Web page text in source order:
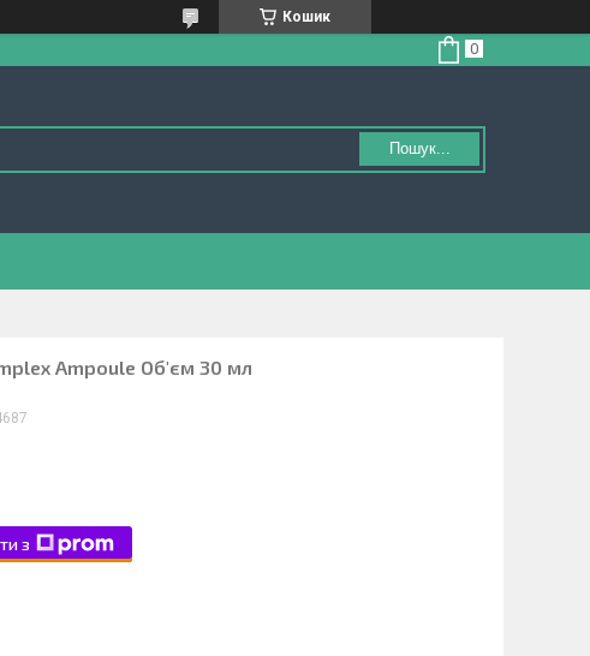
Кошик
Пошук...
Ampoule Об'єм 30 мл
з